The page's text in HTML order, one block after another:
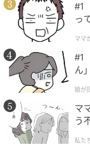
ウーマンエキサイト
#1
っ
ママ
#1
ん」
娘が
マ
う
私た